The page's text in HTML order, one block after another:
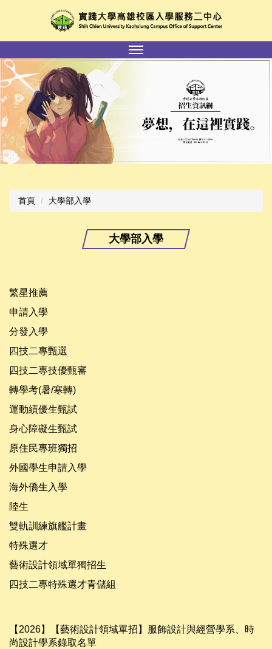
內
容
區
首頁 大學部入學
大學部入學
繁星推薦
申請入學
分發入學
四技二專甄選
四技二專技優甄審
轉學考(暑/寒轉)
運動績優生甄試
身心障礙生甄試
原住民專班獨招
外國學生申請入學
海外僑生入學
陸生
雙軌訓練旗艦計畫
特殊選才
藝術設計領域單獨招生
四技二專特殊選才青儲組
【2026】【藝術設計領域單招】服飾設計與經營學系、時
尚設計學系錄取名單